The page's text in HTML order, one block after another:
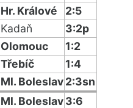
Hr. Králové
2:5
Kadaň
3:2p
Olomouc
1:2
Třebíč
1:4
Ml. Boleslav2:3sn
Ml. Boleslav3:6